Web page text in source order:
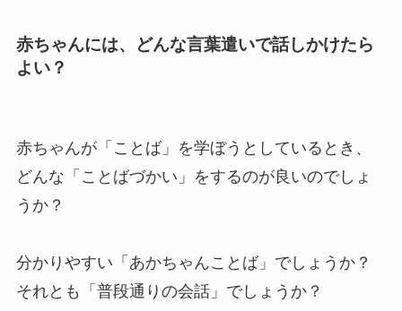
赤ちゃんには、どんな言葉遣いで話しかけたら
よい？
赤ちゃんが「ことば」を学ぼうとしているとき、
どんな「ことばづかい」をするのが良いのでしょ
うか？
分かりやすい「あかちゃんことば」でしょうか？
それとも「普段通りの会話」でしょうか？